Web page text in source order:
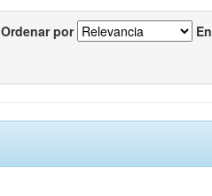
Ordenar por